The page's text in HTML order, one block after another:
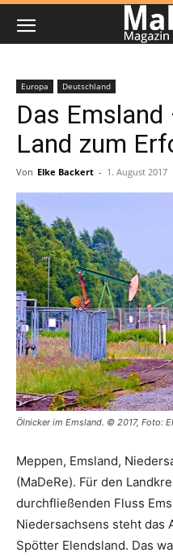
Europa Deutschland
Das
Land zum
Von Elke Backert - 1. August 2017
Ölnicker im Emsland. © 2017, Foto:
Meppen, Emsland,
(MaDeRe). Für den
durchfließenden Fluss
Niedersachsens steht das
Spötter Elendsland. Das